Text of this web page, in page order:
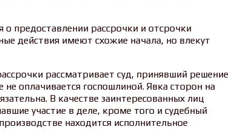
о предоставлении рассрочки и отсрочки
действия имеют схожие начала, но влекут
рассматривает суд, принявший решение
не оплачивается госпошлиной. Явка сторон на
В качестве заинтересованных лиц
участие в деле, кроме того и судебный
находится исполнительное